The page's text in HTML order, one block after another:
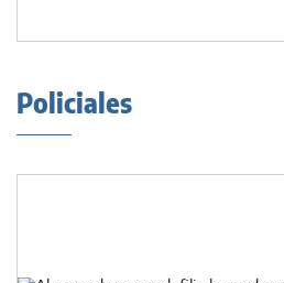
Policiales